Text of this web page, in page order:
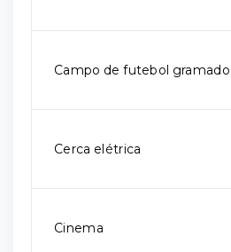
Campo de futebol gramado
Cerca elétrica
Cinema